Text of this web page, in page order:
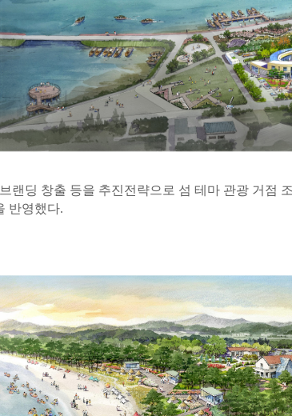
딩 창출 등을 추진전략으로 섬 테마 관광 거점
반영했다.